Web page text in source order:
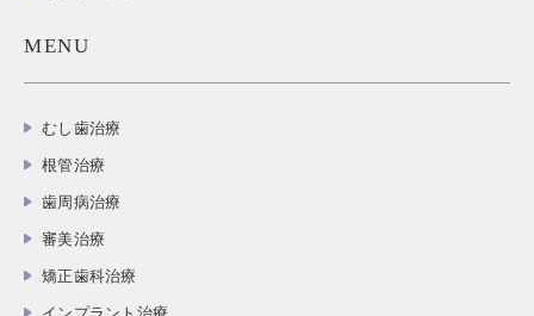
MENU
むし歯治療
根管治療
歯周病治療
審美治療
矯正歯科治療